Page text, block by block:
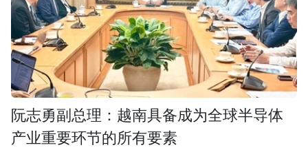
阮志勇副总理：越南具备成为全球半导体
产业重要环节的所有要素